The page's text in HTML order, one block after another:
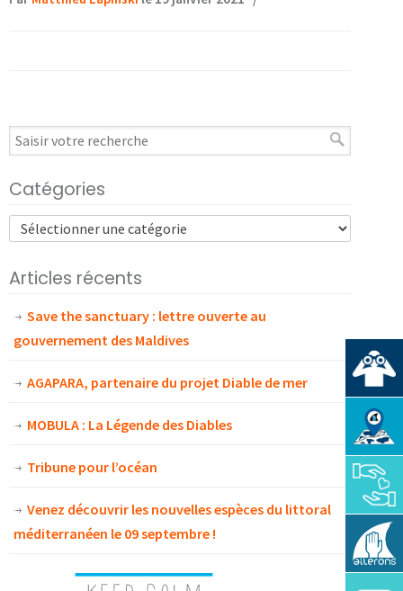
Catégories
Articles récents
Save the sanctuary : lettre ouverte au
gouvernement des Maldives
AGAPARA, partenaire du projet Diable de mer
MOBULA : La Légende des Diables
Tribune pour l’océan
Venez découvrir les nouvelles espèces du littoral
méditerranéen le 09 septembre !